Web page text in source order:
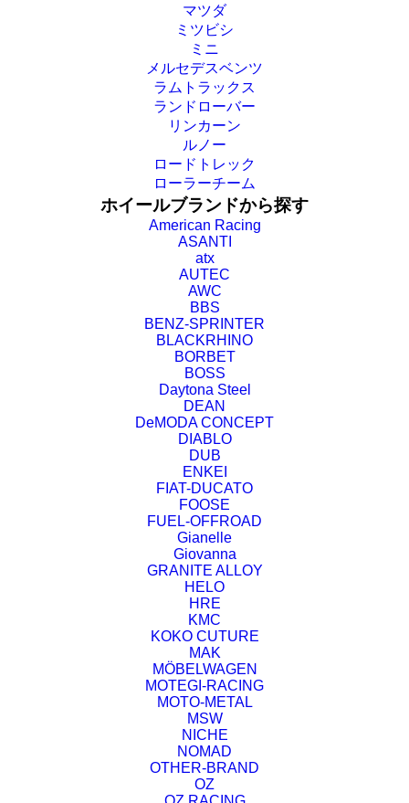
マツダ
ミツビシ
ミニ
メルセデスベンツ
ラムトラックス
ランドローバー
リンカーン
ルノー
ロードトレック
ローラーチーム
ホイールブランドから探す
American Racing
ASANTI
atx
AUTEC
AWC
BBS
BENZ-SPRINTER
BLACKRHINO
BORBET
BOSS
Daytona Steel
DEAN
DeMODA CONCEPT
DIABLO
DUB
ENKEI
FIAT-DUCATO
FOOSE
FUEL-OFFROAD
Gianelle
Giovanna
GRANITE ALLOY
HELO
HRE
KMC
KOKO CUTURE
MAK
MÖBELWAGEN
MOTEGI-RACING
MOTO-METAL
MSW
NICHE
NOMAD
OTHER-BRAND
OZ